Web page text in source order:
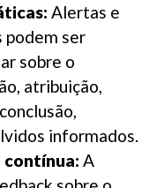
Alertas e
podem ser
sobre o
atribuição,
informados.
contínua: A